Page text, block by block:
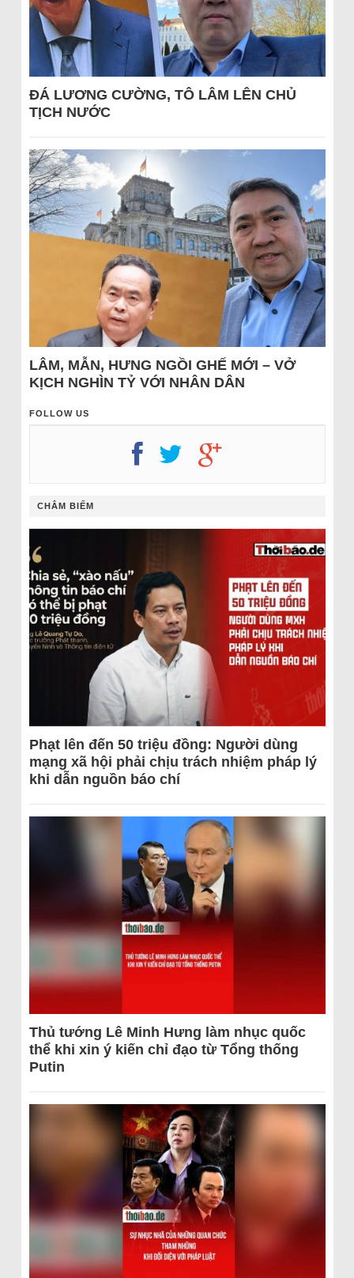
ĐÁ LƯƠNG CƯỜNG, TÔ LÂM LÊN CHỦ
TỊCH NƯỚC
LÂM, MẪN, HƯNG NGỒI GHẾ MỚI – VỞ
KỊCH NGHÌN TỶ VỚI NHÂN DÂN
FOLLOW US
CHÂM BIẾM
Phạt lên đến 50 triệu đồng: Người dùng
mạng xã hội phải chịu trách nhiệm pháp lý
khi dẫn nguồn báo chí
Thủ tướng Lê Minh Hưng làm nhục quốc
thể khi xin ý kiến chỉ đạo từ Tổng thống
Putin